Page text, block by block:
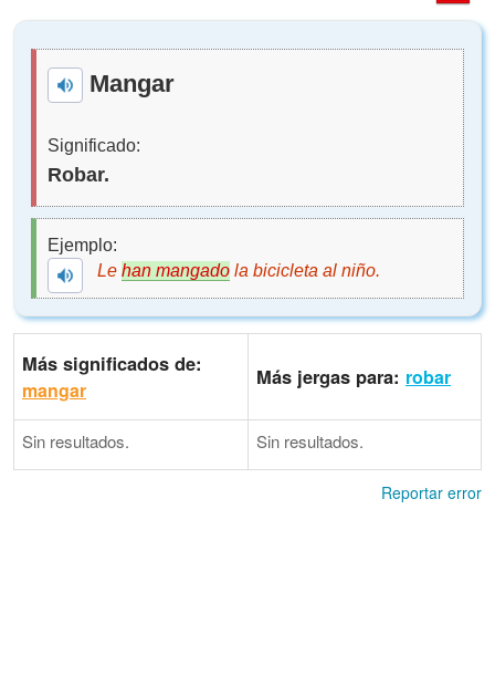
Mangar
Significado:
Robar.
Ejemplo:
Le han mangado la bicicleta al niño.
Más significados de:
mangar
Más jergas para: robar
Sin resultados. Sin resultados.
Reportar error